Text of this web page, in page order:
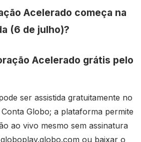
Acelerado começa na
(6 de julho)?
Acelerado grátis pelo
ser assistida gratuitamente no
Globo; a plataforma permite
ao vivo mesmo sem assinatura
ou baixar o